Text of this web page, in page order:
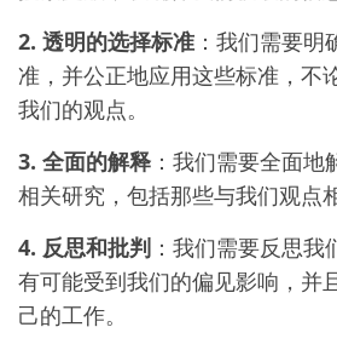
2. 透明的选择标准 ：我们需要
准，并公正地应用这些标准，不
我们的观点。
3. 全面的解释 ：我们需要全面
相关研究，包括那些与我们观点
4. 反思和批判 ：我们需要反思
有可能受到我们的偏见影响，并
己的工作。